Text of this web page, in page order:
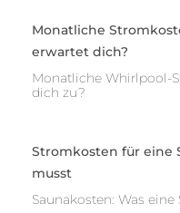
Monatliche
erwartet dich?
Monatliche Whirlpool-
dich zu?
Stromkosten für eine
musst
Saunakosten: Was